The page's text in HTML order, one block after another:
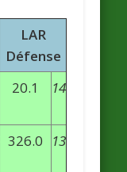
LAR
Défense
20.1 14
326.0 13